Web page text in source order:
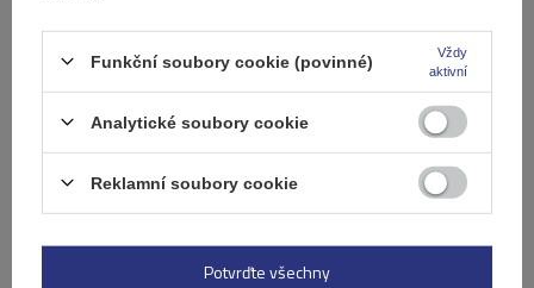
Přidat
do
košíku
Funkční soubory cookie (povinné)
Vždy
aktivní
Analytické soubory cookie
Reklamní soubory cookie
Potvrďte všechny